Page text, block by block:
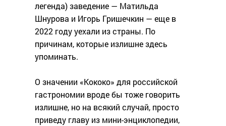
легенда) заведение — Матильда
Шнурова и Игорь Гришечкин — еще в
2022 году уехали из страны. По
причинам, которые излишне здесь
упоминать.
О значении «Кококо» для российской
гастрономии вроде бы тоже говорить
излишне, но на всякий случай, просто
приведу главу из мини-энциклопедии,